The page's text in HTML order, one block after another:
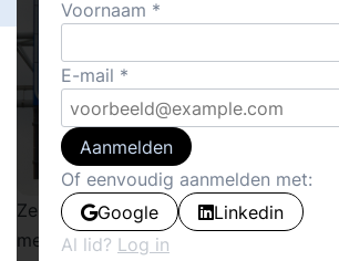
Zelfsturing en zelforganisatie zijn
medewerkers de ruimte geven en
Voornaam
E-mail
Aanmelden
Of eenvoudig aanmelden met:
Google
Linkedin
Al lid? Log in